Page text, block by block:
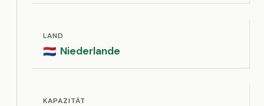
LAND
🇳🇱 Niederlande
KAPAZITÄT